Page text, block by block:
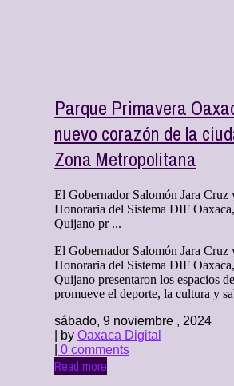
Parque Primavera
nuevo corazón de la
Zona Metropolitana
El Gobernador Salomón Jara Cruz
Honoraria del Sistema DIF
Quijano pr ...
El Gobernador Salomón Jara Cruz
Honoraria del Sistema DIF
Quijano presentaron los espacios
promueve el deporte, la cultura y
sábado, 9 noviembre , 2024
| by Oaxaca Digital
0 comments
Read more